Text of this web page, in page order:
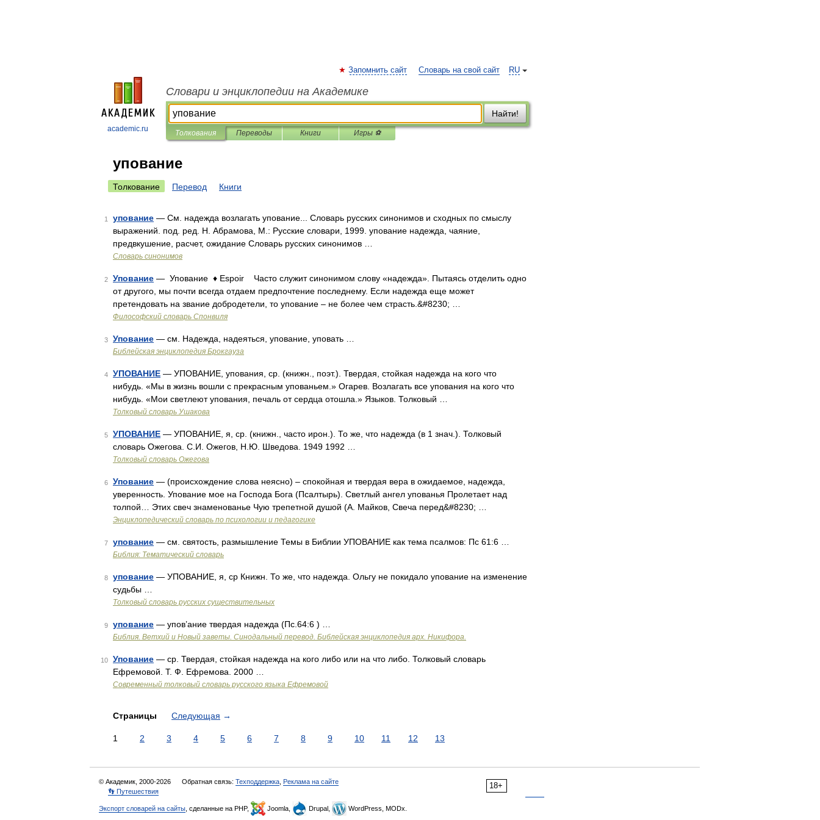
academic.ru
RU
Запомнить сайт Словарь на свой сайт
Словари и энциклопедии на Академике
Найти!
Толкования Переводы Книги Игры ⚽
упование
Толкование Перевод Книги
1 упование — См. надежда возлагать упование... Словарь русских синонимов и сходных по смыслу
выражений. под. ред. Н. Абрамова, М.: Русские словари, 1999. упование надежда, чаяние,
предвкушение, расчет, ожидание Словарь русских синонимов …
Словарь синонимов
2 Упование — Упование ♦ Espoir Часто служит синонимом слову «надежда». Пытаясь отделить одно
от другого, мы почти всегда отдаем предпочтение последнему. Если надежда еще может
претендовать на звание добродетели, то упование – не более чем страсть.&#8230; …
Философский словарь Спонвиля
3 Упование — см. Надежда, надеяться, упование, уповать …
Библейская энциклопедия Брокгауза
4 УПОВАНИЕ — УПОВАНИЕ, упования, ср. (книжн., поэт.). Твердая, стойкая надежда на кого что
нибудь. «Мы в жизнь вошли с прекрасным упованьем.» Огарев. Возлагать все упования на кого что
нибудь. «Мои светлеют упования, печаль от сердца отошла.» Языков. Толковый …
Толковый словарь Ушакова
5 УПОВАНИЕ — УПОВАНИЕ, я, ср. (книжн., часто ирон.). То же, что надежда (в 1 знач.). Толковый
словарь Ожегова. С.И. Ожегов, Н.Ю. Шведова. 1949 1992 …
Толковый словарь Ожегова
6 Упование — (происхождение слова неясно) – спокойная и твердая вера в ожидаемое, надежда,
уверенность. Упование мое на Господа Бога (Псалтырь). Светлый ангел упованья Пролетает над
толпой… Этих свеч знаменованье Чую трепетной душой (А. Майков, Свеча перед&#8230; …
Энциклопедический словарь по психологии и педагогике
7 упование — см. святость, размышление Темы в Библии УПОВАНИЕ как тема псалмов: Пс 61:6 …
Библия: Тематический словарь
8 упование — УПОВАНИЕ, я, ср Книжн. То же, что надежда. Ольгу не покидало упование на изменение
судьбы …
Толковый словарь русских существительных
9 упование — упов’ание твердая надежда (Пс.64:6 ) …
Библия. Ветхий и Новый заветы. Синодальный перевод. Библейская энциклопедия арх. Никифора.
10 Упование — ср. Твердая, стойкая надежда на кого либо или на что либо. Толковый словарь
Ефремовой. Т. Ф. Ефремова. 2000 …
Современный толковый словарь русского языка Ефремовой
Страницы Следующая →
1 2 3 4 5 6 7 8 9 10 11 12 13
18+
© Академик, 2000-2026 Обратная связь: Техподдержка Реклама на сайте
👣 Путешествия
Экспорт словарей на сайты , сделанные на PHP, Joomla, Drupal, WordPress, MODx.